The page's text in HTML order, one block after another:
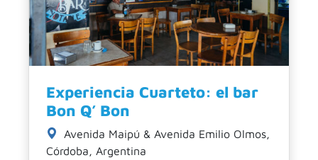
Experiencia Cuarteto: el bar
Bon Q’ Bon
Avenida Maipú & Avenida Emilio Olmos,
Córdoba, Argentina